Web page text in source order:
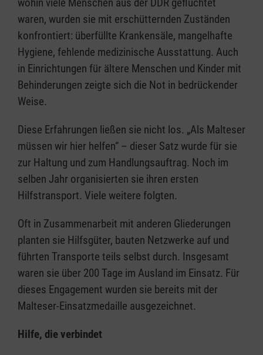
waren, wurden sie mit erschütternden Zuständen
konfrontiert: überfüllte Krankensäle, mangelhafte
Hygiene, fehlende medizinische Ausstattung. Auch
in Einrichtungen für ältere Menschen und Kinder mit
Behinderungen zeigte sich die Not in bedrückender
Weise.
Diese Erfahrungen ließen sie nicht los. „Als Malteser
müssen wir hier helfen“ – dieser Satz wurde für sie
zur Haltung und zum Handlungsauftrag. Noch im
selben Jahr organisierten sie ihren ersten
Hilfstransport. Viele weitere folgten.
Oft in Zusammenarbeit mit anderen Gliederungen
planten sie Hilfsgüter, bauten Netzwerke auf und
führten Transporte teils selbst durch. Insgesamt
waren sie über 200 Tage im Ausland im Einsatz. Für
dieses Engagement wurden sie bereits mit der
Malteser-Einsatzmedaille ausgezeichnet.
Hilfe, die verbindet